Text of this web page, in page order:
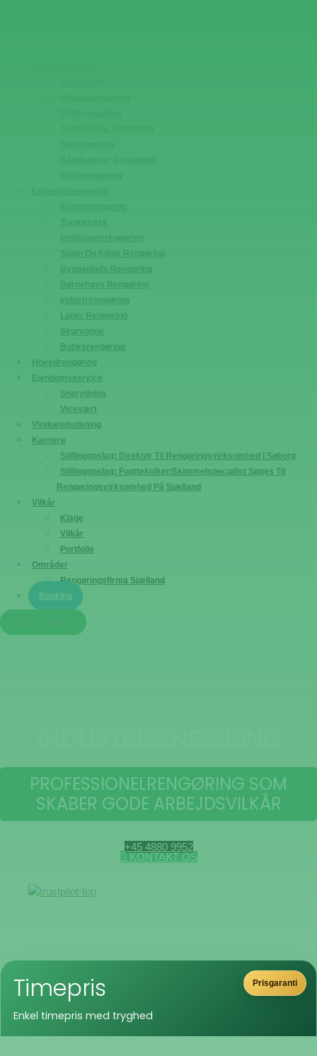
Børnehave Rengøring
Industrirengøring
Lager Rengøring
Skurvogne
Butiksrengøring
Hovedrengøring
Ejendomsservice
Snerydning
Vicevært
Vinduespudsning
Karriere
Stillingopslag: Direktør Til Rengøringsvirksomhed I Søborg
Stillingopslag: Fugttekniker/Skimmelspecialist Søges Til
Rengøringsvirksomhed På Sjælland
Vilkår
Klage
Vilkår
Portfolie
Områder
Rengøringsfirma Sjælland
Booking
PROFESSIONELRENGØRING SOM
SKABER GODE ARBEJDSVILKÅR
KONTAKT OS
+45 4880 9952
Prisgaranti
Timepris
Enkel timepris med tryghed